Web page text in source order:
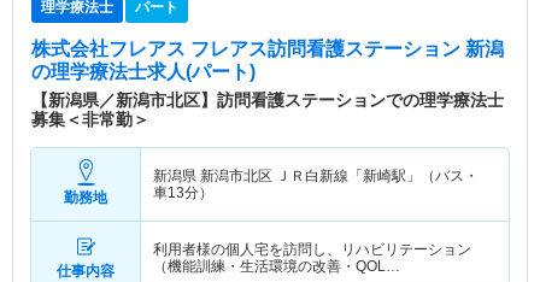
理学療法士 パート
株式会社フレアス フレアス訪問看護ステーション 新潟
の理学療法士求人(パート)
【新潟県／新潟市北区】訪問看護ステーションでの理学療法士
募集＜非常勤＞
勤務地
新潟県 新潟市北区 ＪＲ白新線「新崎駅」（バス・
車13分）
仕事内容
利用者様の個人宅を訪問し、リハビリテーション
（機能訓練・生活環境の改善・QOL…